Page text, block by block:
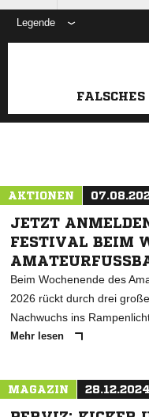
Legende
AKTIONEN
JETZT
ESTIVAL BEIM
Beim Wochenende des
2026 rückt durch drei
Nachwuchs ins
Mehr lesen
MAGAZIN